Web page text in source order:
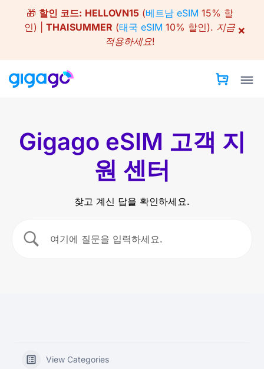
content
🎁 할인 코드: HELLOVN15(베트남 eSIM 15% 할
인) | THAISUMMER (태국 eSIM 10% 할인). 지금
적용하세요!
×
Gigago eSIM 고객 지
원 센터
찾고 계신 답을 확인하세요.
View Categories